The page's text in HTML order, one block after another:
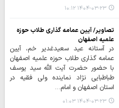
۱۴۰۴-۰۳-۲۳ ۱۰:۱۲
تصاویر/ آیین عمامه گذاری طلاب حوزه
علمیه اصفهان
در آستانه عید سعیدغدیر خم، آیین
عمامه گذاری طلاب حوزه علمیه اصفهان
با حضور حضرت آیت الله سید یوسف
طباطبایی نژاد نماینده ولی فقیه در
استان اصفهان و امام…
۱۴۰۴-۰۳-۲۳ ۰۱:۰۳